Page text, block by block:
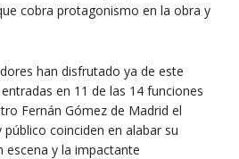
cobra protagonismo en la obra y
han disfrutado ya de este
en 11 de las 14 funciones
Fernán Gómez de Madrid el
coinciden en alabar su
y la impactante